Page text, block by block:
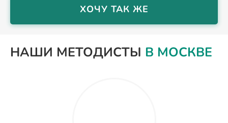
ХОЧУ ТАК ЖЕ
НАШИ МЕТОДИСТЫ В МОСКВЕ